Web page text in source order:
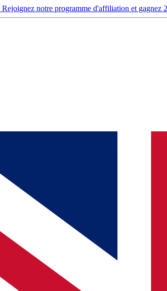
Rejoignez notre programme d'affiliation et gagnez